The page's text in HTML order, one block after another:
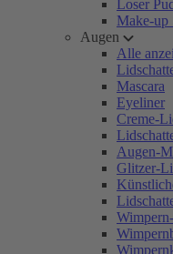
Loser
Make-up
Augen
Alle
Mascara
Eyeliner
Creme-
Augen-
Glitzer-